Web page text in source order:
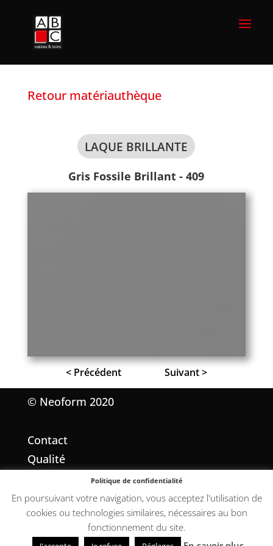
Retour matériauthèque
LAQUE BRILLANTE
Gris Fossile Brillant - 409
< Précédent Suivant >
© Neoform 2020
Contact
Qualité
Mentions légales
Conditions Générales de Vente
Politique de confidentialité
En poursuivant votre navigation, vous acceptez l'utilisation de
cookies ou technologies similaires, nécessaires au bon
fonctionnement du site.